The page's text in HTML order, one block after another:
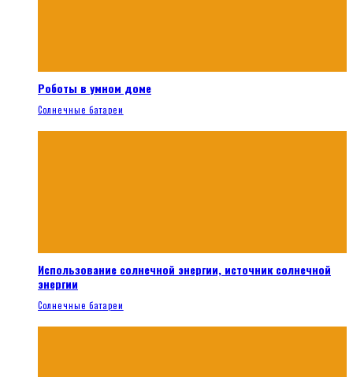
Роботы в умном доме
Солнечные батареи
Использование солнечной энергии, источник солнечной
энергии
Солнечные батареи